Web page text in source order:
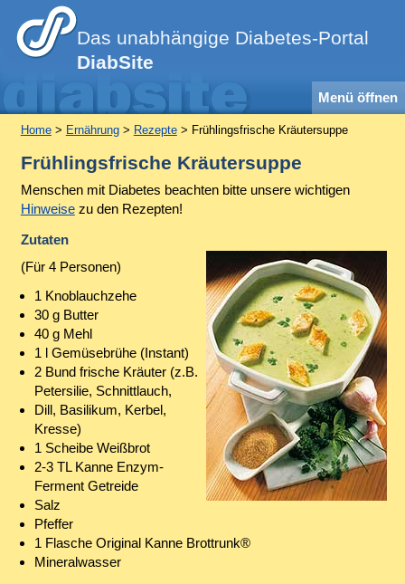
Das unabhängige Diabetes-Portal
DiabSite
Menü öffnen
Home> Ernährung> Rezepte> Frühlingsfrische Kräutersuppe
Frühlingsfrische Kräutersuppe
Menschen mit Diabetes beachten bitte unsere wichtigen
Hinweisezu den Rezepten!
Zutaten
(Für 4 Personen)
1 Knoblauchzehe
30 g Butter
40 g Mehl
1 l Gemüsebrühe (Instant)
2 Bund frische Kräuter (z.B.
Petersilie, Schnittlauch,
Dill, Basilikum, Kerbel,
Kresse)
1 Scheibe Weißbrot
2-3 TL Kanne Enzym-
Ferment Getreide
Salz
Pfeffer
1 Flasche Original Kanne Brottrunk®
Mineralwasser